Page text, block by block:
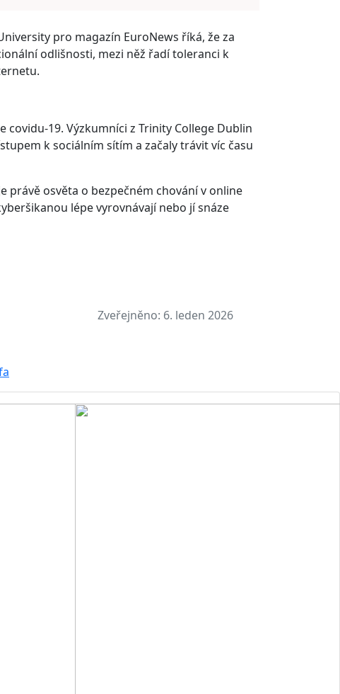
pro magazín EuroNews říká, že za
odlišnosti, mezi něž řadí toleranci k
19. Výzkumníci z Trinity College Dublin
k sociálním sítím a začaly trávit víc času
právě osvěta o bezpečném chování v online
lépe vyrovnávají nebo jí snáze
Zveřejněno: 6. leden 2026